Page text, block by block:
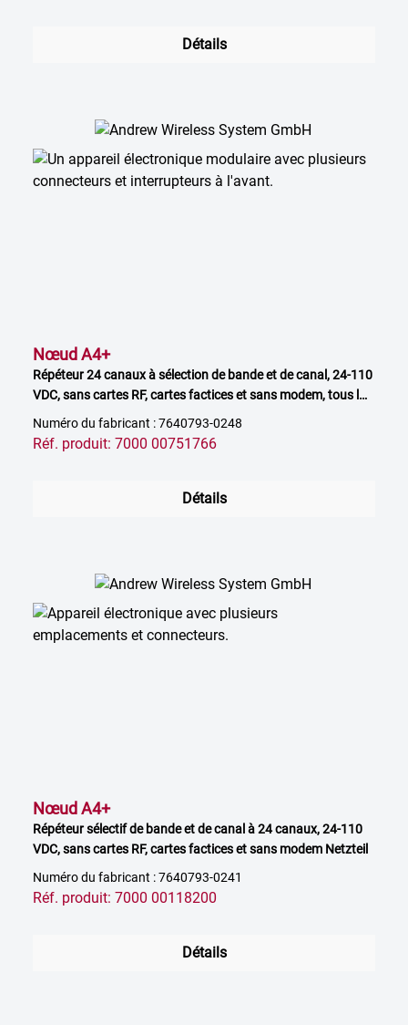
Détails
Nœud A4+
Répéteur 24 canaux à sélection de bande et de canal, 24-110
VDC, sans cartes RF, cartes factices et sans modem, tous les
slots activés
Numéro du fabricant : 7640793-0248
Réf. produit: 7000 00751766
Détails
Nœud A4+
Répéteur sélectif de bande et de canal à 24 canaux, 24-110
VDC, sans cartes RF, cartes factices et sans modem Netzteil
Numéro du fabricant : 7640793-0241
Réf. produit: 7000 00118200
Détails